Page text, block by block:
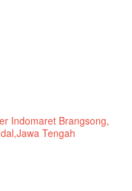
Indomaret Brangsong,
Tengah